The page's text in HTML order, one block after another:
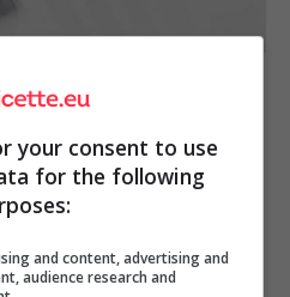
dire (fonte pixabey)
your consent to use
for the following
and content, advertising and
audience research and